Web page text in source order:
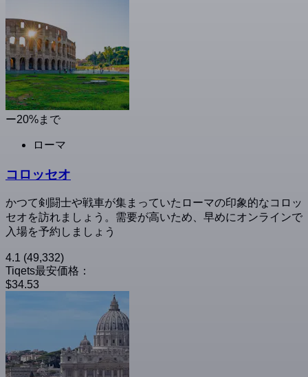
ー20%まで
ローマ
コロッセオ
かつて剣闘士や戦車が集まっていたローマの印象的なコロッ
セオを訪れましょう。需要が高いため、早めにオンラインで
入場を予約しましょう
4.1 (49,332)
Tiqets最安価格：
$34.53